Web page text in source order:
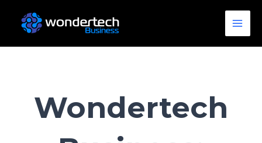
contenido
Main
Wondertech